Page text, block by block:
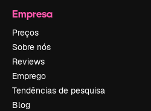
Empresa
Preços
Sobre nós
Reviews
Emprego
Tendências de pesquisa
Blog